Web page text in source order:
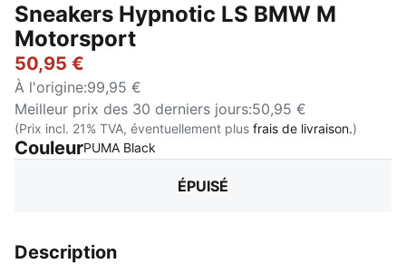
Sneakers Hypnotic LS BMW M
Motorsport
50,95 €
À l'origine:99,95 €
Meilleur prix des 30 derniers jours:50,95 €
(Prix incl. 21% TVA, éventuellement plus frais de livraison.)
CouleurPUMA Black
ÉPUISÉ
Description